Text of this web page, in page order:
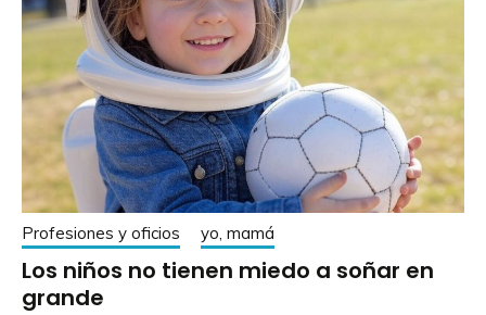
Profesiones y oficios yo, mamá
Los niños no tienen miedo a soñar en
grande